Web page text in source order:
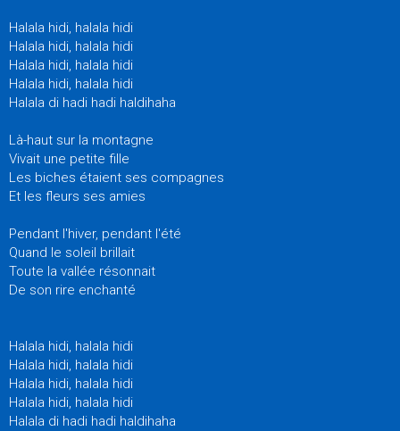
Halala hidi, halala hidi
Halala hidi, halala hidi
Halala hidi, halala hidi
Halala hidi, halala hidi
Halala di hadi hadi haldihaha
Là-haut sur la montagne
Vivait une petite fille
Les biches étaient ses compagnes
Et les fleurs ses amies
Pendant l'hiver, pendant l'été
Quand le soleil brillait
Toute la vallée résonnait
De son rire enchanté
Halala hidi, halala hidi
Halala hidi, halala hidi
Halala hidi, halala hidi
Halala hidi, halala hidi
Halala di hadi hadi haldihaha